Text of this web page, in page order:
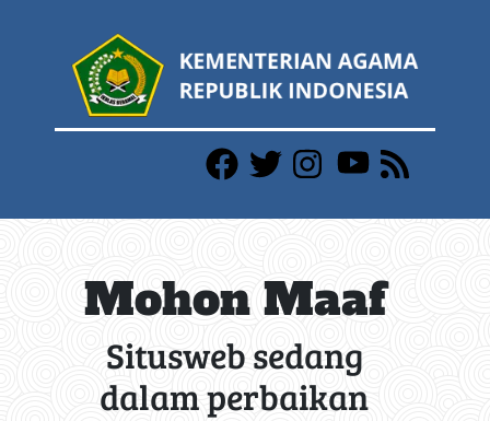
Mohon Maaf
Situsweb sedang
dalam perbaikan